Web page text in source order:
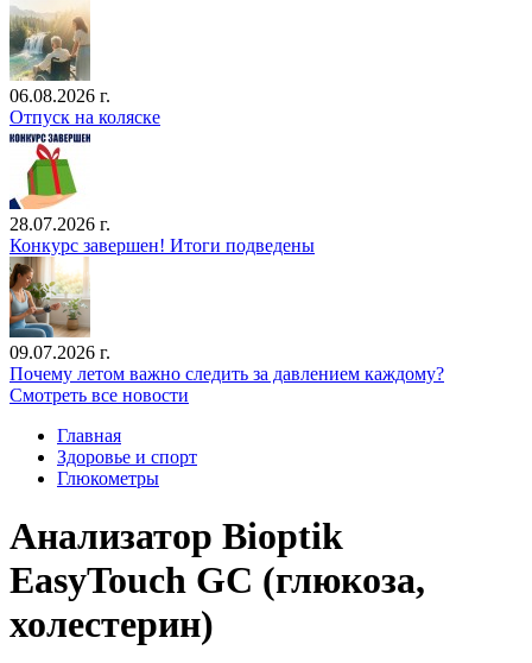
06.08.2026 г.
Отпуск на коляске
28.07.2026 г.
Конкурс завершен! Итоги подведены
09.07.2026 г.
Почему летом важно следить за давлением каждому?
Смотреть все новости
Главная
Здоровье и спорт
Глюкометры
Анализатор Bioptik
EasyTouch GC (глюкоза,
холестерин)